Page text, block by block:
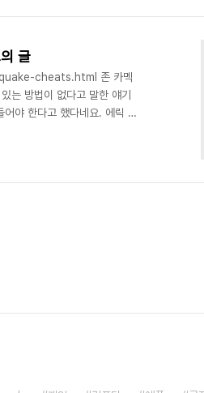
에는 웹브라우저에 서버..
글
cheats.html 존 카멕
는 방법이 없다고 말한 얘기
야 한다고 했다네요. 에릭 레
정하는 accidentally secure